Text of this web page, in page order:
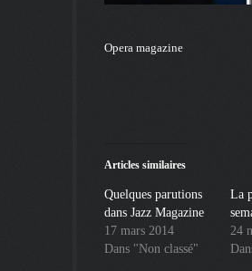
Opera magazine
Articles similaires
Quelques parutions
dans Jazz Magazine
17 mars 2014
Dans "Non classé"
La
24